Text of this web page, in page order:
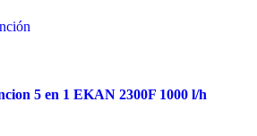
5 en 1 EKAN 2300F 1000 l/h